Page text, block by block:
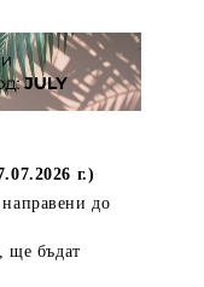
г.)
до
, ще бъдат